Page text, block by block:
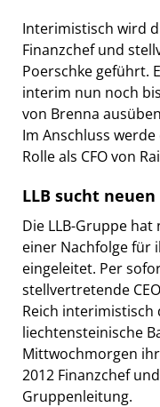
Interimistisch wird
Finanzchef und
Poerschke geführt.
interim nun noch
von Brenna
Im Anschluss
Rolle als CFO von
LLB sucht neuen
Die LLB-Gruppe
einer Nachfolge für
eingeleitet. Per
stellvertretende
Reich interimistisch
liechtensteinische
Mittwochmorgen
2012 Finanzchef
Gruppenleitung.